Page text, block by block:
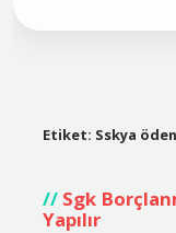
Etiket: Sskya
Sgk
Yapılır